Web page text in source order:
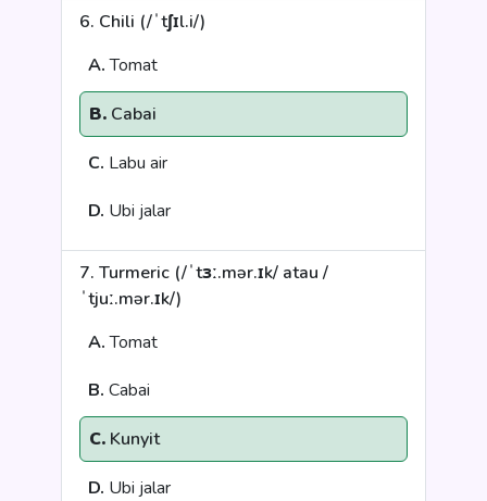
6. Chili (/ˈtʃɪl.i/)
A.Tomat
B. Cabai
C. Labu air
D. Ubi jalar
7. Turmeric (/ˈtɜː.mər.ɪk/ atau /
ˈtjuː.mər.ɪk/)
A.Tomat
B. Cabai
C. Kunyit
D. Ubi jalar